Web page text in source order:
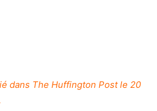
dans The Huffington Post le 20